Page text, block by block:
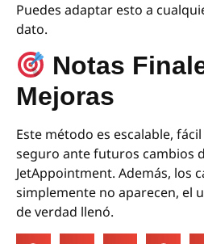
Puedes adaptar esto a
dato.
Notas
Mejoras
Este método es escalable,
seguro ante futuros cambios
JetAppointment. Además, los
simplemente no aparecen, el
de verdad llenó.